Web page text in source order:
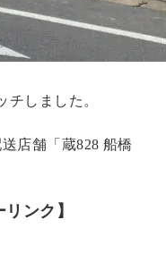
チしました。
店舗「蔵828 船橋
ンク】